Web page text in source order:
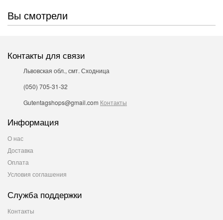
Вы смотрели
Контакты для связи
Львовская обл., смт. Сходница
(050) 705-31-32
Gutentagshops@gmail.com Контакты
Информация
О нас
Доставка
Оплата
Условия соглашения
Служба поддержки
Контакты